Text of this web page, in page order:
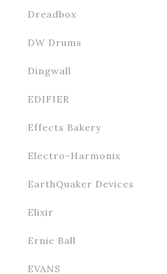
Dreadbox
DW Drums
Dingwall
EDIFIER
Effects Bakery
Electro-Harmonix
EarthQuaker Devices
Elixir
Ernie Ball
EVANS